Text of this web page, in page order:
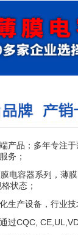
山西
产品；多年专注
务；
电容器系列，薄
状态；
生产设备，行业技
过CQC,